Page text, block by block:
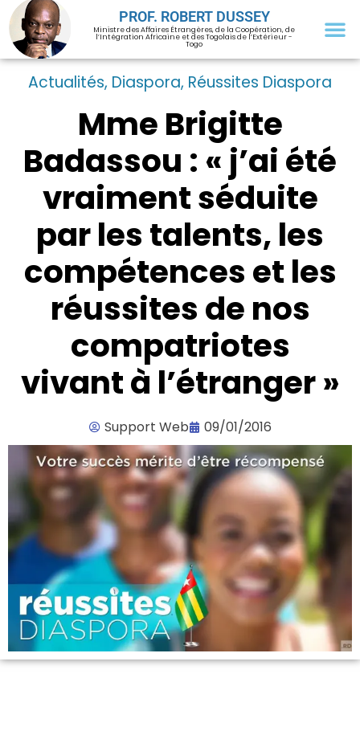
PROF. ROBERT DUSSEY
Ministre des Affaires Étrangères, de la Coopération, de
l’Intégration Africaine et des Togolais de l’Extérieur -
Togo
Actualités, Diaspora, Réussites Diaspora
Mme Brigitte
Badassou : « j’ai été
vraiment séduite
par les talents, les
compétences et les
réussites de nos
compatriotes
vivant à l’étranger »
Support Web 09/01/2016